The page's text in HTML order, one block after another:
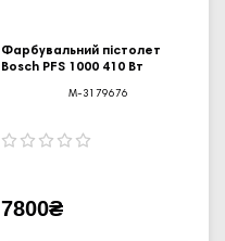
Фарбувальний пістолет
Bosch PFS 1000 410 Вт
M-3179676
7800₴